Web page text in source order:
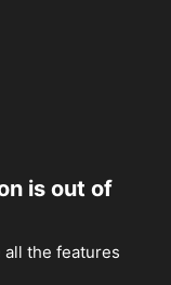
is out of
the features